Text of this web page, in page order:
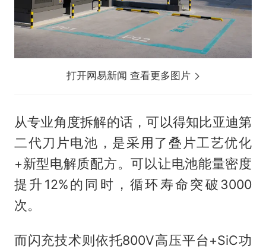
打开网易新闻 查看更多图片
从专业角度拆解的话，可以得知比亚迪第
二代刀片电池，是采用了叠片工艺优化
+新型电解质配方。可以让电池能量密度
提升12%的同时，循环寿命突破3000
次。
而闪充技术则依托800V高压平台+SiC功